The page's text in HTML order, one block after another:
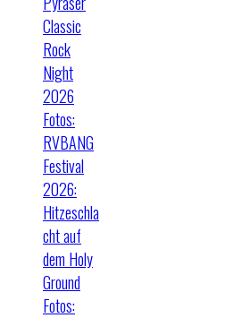
Classic
Rock
Night
2026
Fotos:
RVBANG
Festival
2026:
Hitzeschla
cht auf
dem Holy
Ground
Fotos: